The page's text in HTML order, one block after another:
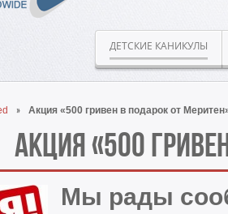
ДЕТСКИЕ КАНИКУЛЫ
Акция «500 гривен в подарок от
Акция «500
Мы рады